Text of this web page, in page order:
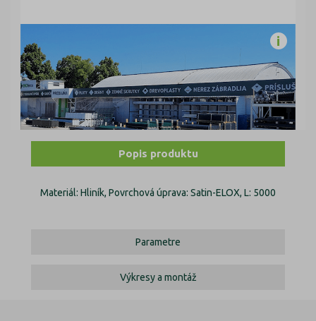
Popis produktu
Materiál: Hliník, Povrchová úprava: Satin-ELOX, L: 5000
Parametre
Výkresy a montáž